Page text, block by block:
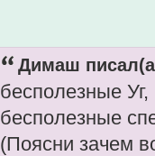
Димаш
бесполезные
бесполезные
(Поясни зачем